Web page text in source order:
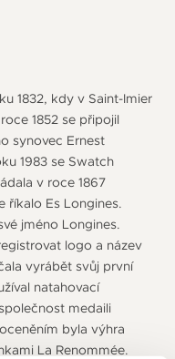
1832, kdy v Saint-Imier
1852 se připojil
synovec Ernest
1983 se Swatch
v roce 1867
říkalo Es Longines.
jméno Longines.
logo a název
vyrábět svůj první
natahovací
medaili
byla výhra
La Renommée.